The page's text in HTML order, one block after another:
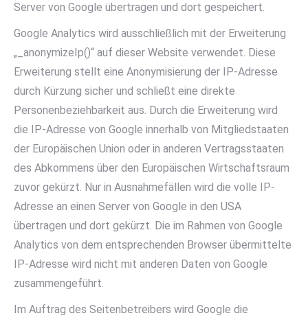
Server von Google übertragen und dort gespeichert.
Google Analytics wird ausschließlich mit der Erweiterung
„_anonymizeIp()“ auf dieser Website verwendet. Diese
Erweiterung stellt eine Anonymisierung der IP-Adresse
durch Kürzung sicher und schließt eine direkte
Personenbeziehbarkeit aus. Durch die Erweiterung wird
die IP-Adresse von Google innerhalb von Mitgliedstaaten
der Europäischen Union oder in anderen Vertragsstaaten
des Abkommens über den Europäischen Wirtschaftsraum
zuvor gekürzt. Nur in Ausnahmefällen wird die volle IP-
Adresse an einen Server von Google in den USA
übertragen und dort gekürzt. Die im Rahmen von Google
Analytics von dem entsprechenden Browser übermittelte
IP-Adresse wird nicht mit anderen Daten von Google
zusammengeführt.
Im Auftrag des Seitenbetreibers wird Google die